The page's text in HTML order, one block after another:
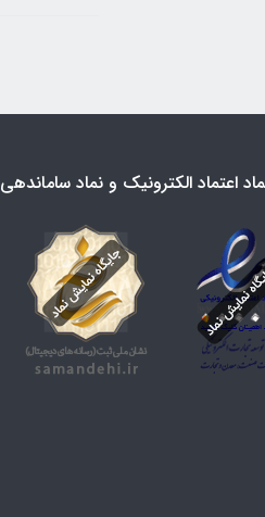
اعتماد الکترونیک و نماد ساماندهی